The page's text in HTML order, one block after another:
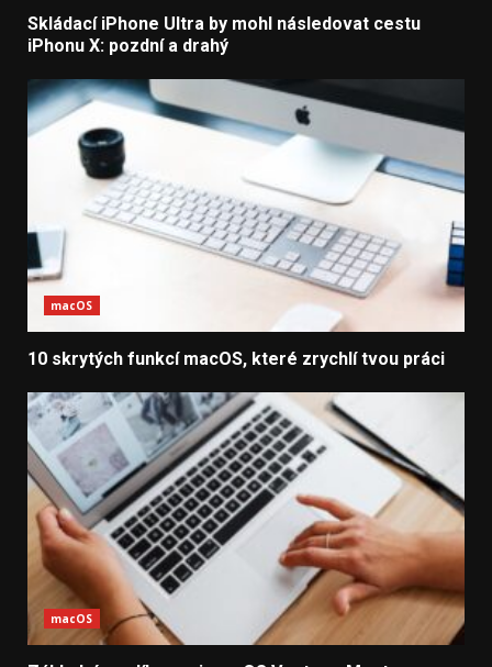
Skládací iPhone Ultra by mohl následovat cestu
iPhonu X: pozdní a drahý
macOS
10 skrytých funkcí macOS, které zrychlí tvou práci
macOS